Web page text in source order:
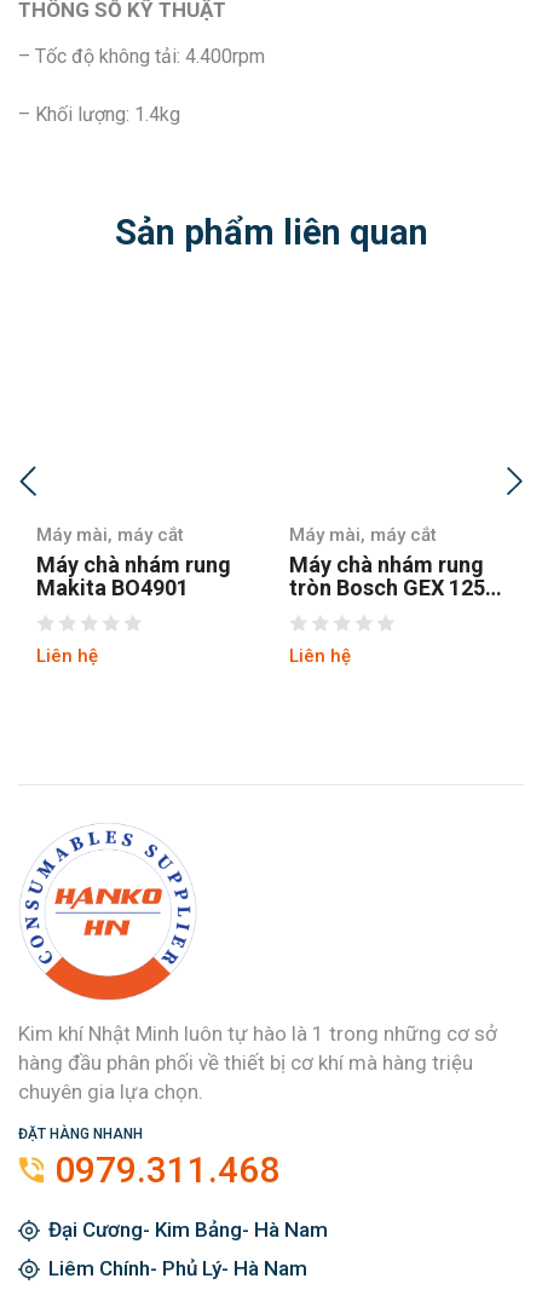
THÔNG SỐ KỸ THUẬT
– Tốc độ không tải: 4.400rpm
– Khối lượng: 1.4kg
Sản phẩm liên quan
cắt
rung
Máy mài, máy cắt
Máy chà nhám rung
tròn Bosch GEX 125-1
Máy mài, máy
Máy chà nhám
Stanley
Kim khí Nhật Minh luôn tự hào là 1 trong những cơ sở
hàng đầu phân phối về thiết bị cơ khí mà hàng triệu
chuyên gia lựa chọn.
ĐẶT HÀNG NHANH
0979.311.468
Đại Cương- Kim Bảng- Hà Nam
Liêm Chính- Phủ Lý- Hà Nam